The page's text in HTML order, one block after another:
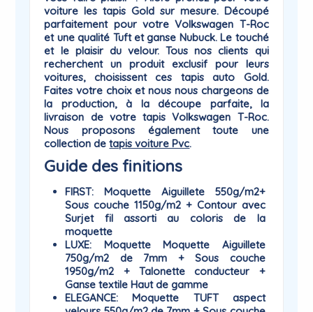
voiture les tapis Gold sur mesure. Découpé
parfaitement pour votre Volkswagen T-Roc
et une qualité Tuft et ganse Nubuck. Le touché
et le plaisir du velour. Tous nos clients qui
recherchent un produit exclusif pour leurs
voitures, choisissent ces tapis auto Gold.
Faites votre choix et nous nous chargeons de
la production, à la découpe parfaite, la
livraison de votre tapis Volkswagen T-Roc.
Nous proposons également toute une
collection detapis voiture Pvc.
Guide des finitions
FIRST: Moquette Aiguillete 550g/m2+
Sous couche 1150g/m2 + Contour avec
Surjet fil assorti au coloris de la
moquette
LUXE: Moquette Moquette Aiguillete
750g/m2 de 7mm + Sous couche
1950g/m2 + Talonette conducteur +
Ganse textile Haut de gamme
ELEGANCE: Moquette TUFT aspect